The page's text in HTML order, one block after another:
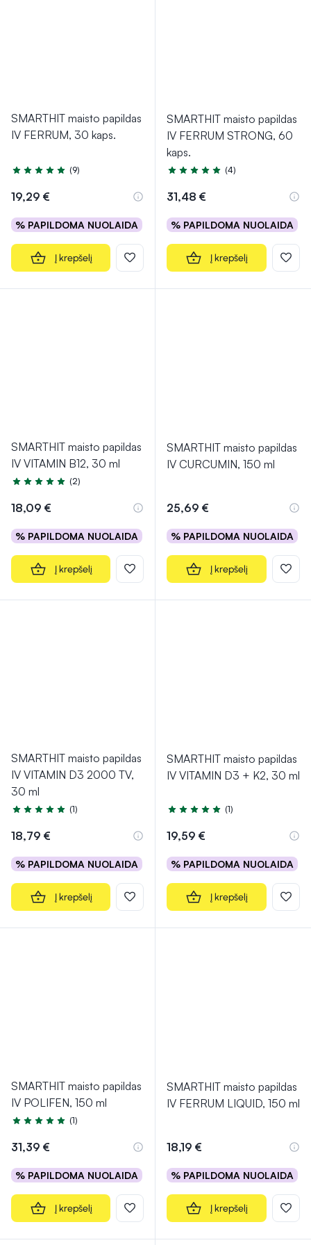
SMARTHIT maisto papildas
IV FERRUM, 30 kaps.
Įvertinimas 5.0 iš 5
(9)
19,29 €
% PAPILDOMA NUOLAIDA
Į krepšelį
SMARTHIT maisto papildas
IV FERRUM STRONG, 60
kaps.
Įvertinimas 4.8 iš 5
(4)
31,48 €
% PAPILDOMA NUOLAIDA
Į krepšelį
SMARTHIT maisto papildas
IV VITAMIN B12, 30 ml
Įvertinimas 5.0 iš 5
(2)
18,09 €
% PAPILDOMA NUOLAIDA
Į krepšelį
SMARTHIT maisto papildas
IV CURCUMIN, 150 ml
25,69 €
% PAPILDOMA NUOLAIDA
Į krepšelį
SMARTHIT maisto papildas
IV VITAMIN D3 2000 TV,
30 ml
Įvertinimas 5.0 iš 5
(1)
18,79 €
% PAPILDOMA NUOLAIDA
Į krepšelį
SMARTHIT maisto papildas
IV VITAMIN D3 + K2, 30 ml
Įvertinimas 5.0 iš 5
(1)
19,59 €
% PAPILDOMA NUOLAIDA
Į krepšelį
SMARTHIT maisto papildas
IV POLIFEN, 150 ml
Įvertinimas 5.0 iš 5
(1)
31,39 €
% PAPILDOMA NUOLAIDA
Į krepšelį
SMARTHIT maisto papildas
IV FERRUM LIQUID, 150 ml
18,19 €
% PAPILDOMA NUOLAIDA
Į krepšelį